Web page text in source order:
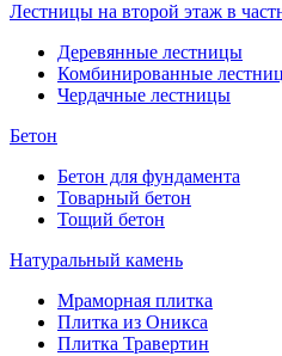
Лестницы на второй этаж в
Деревянные лестницы
Комбинированные
Чердачные лестницы
Бетон
Бетон для фундамента
Товарный бетон
Тощий бетон
Натуральный камень
Мраморная плитка
Плитка из Оникса
Плитка Травертин